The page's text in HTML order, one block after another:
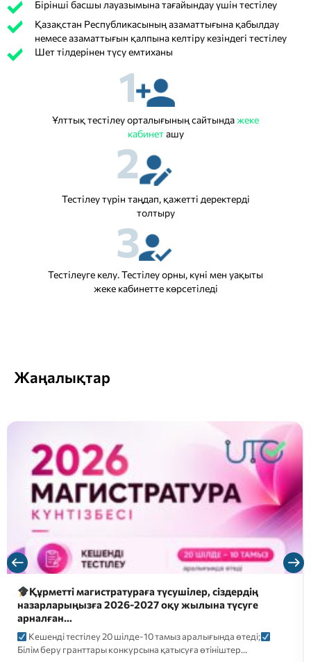
Бірінші басшы лауазымына тағайындау үшін тестілеу
Қазақстан Республикасының азаматтығына қабылдау
немесе азаматтығын қалпына келтіру кезіндегі тестілеу
Шет тілдерінен түсу емтиханы
1
Ұлттық тестілеу орталығының сайтындажеке
кабинеташу
2
Тестілеу түрін таңдап, қажетті деректерді
толтыру
3
Тестілеуге келу. Тестілеу орны, күні мен уақыты
жеке кабинетте көрсетіледі
Жаңалықтар
Құрметті магистратураға түсушілер, сіздердің
назарларыңызға 2026-2027 оқу жылына түсуге
арналған…
Кешенді тестілеу 20 шілде-10 тамыз аралығында өтеді;
Білім беру гранттары конкурсына қатысуға өтініштер…